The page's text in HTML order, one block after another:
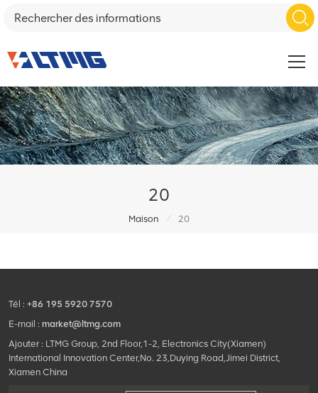
20
Maison / 20
Tél : +86 195 5920 7570
E-mail : market@ltmg.com
Ajouter : LTMG Group, 2nd Floor,1-2, Electronics City(Xiamen)
International Innovation Center,No. 23,Duying Road,Jimei District,
Xiamen China